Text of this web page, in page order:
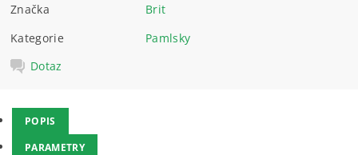
Značka
Brit
Kategorie
Pamlsky
Dotaz
POPIS
PARAMETRY